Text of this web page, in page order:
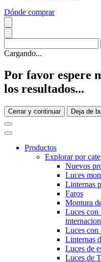
Dónde comprar
Cargando...
Por favor espere
los resultados...
Cerrar y continuar Deja de
Productos
Explorar por
Nuevos
Luces
Linternas
Faros
Montura
Luces con
Luces con
Linternas
Luces de
Luces de